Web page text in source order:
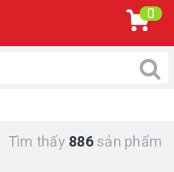
0
Tìm thấy 886sản phẩm